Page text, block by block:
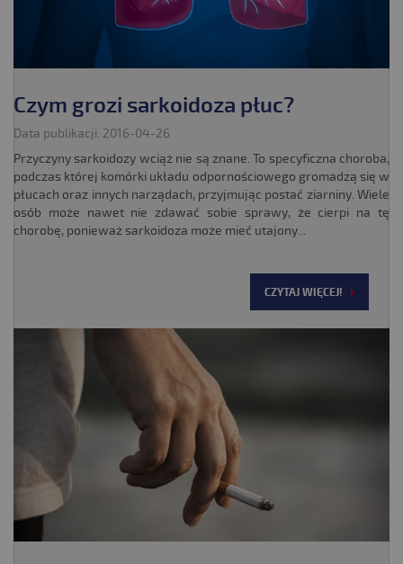
Czym grozi sarkoidoza płuc?
Data publikacji: 2016-04-26
Przyczyny sarkoidozy wciąż nie są znane. To specyficzna choroba,
podczas której komórki układu odpornościowego gromadzą się w
płucach oraz innych narządach, przyjmując postać ziarniny. Wiele
osób może nawet nie zdawać sobie sprawy, że cierpi na tę
chorobę, ponieważ sarkoidoza może mieć utajony...
CZYTAJ WIĘCEJ!